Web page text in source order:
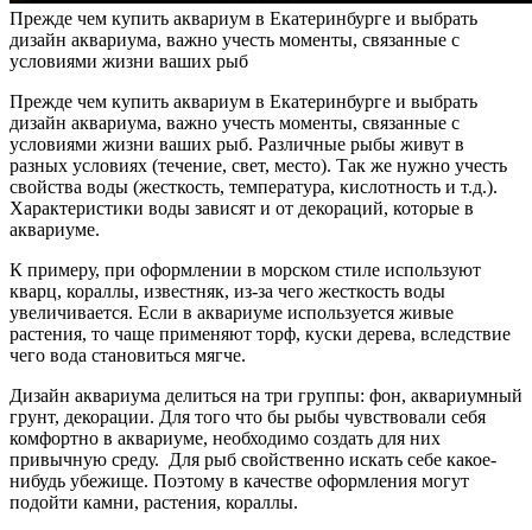
Прежде чем купить аквариум в Екатеринбурге и выбрать
дизайн аквариума, важно учесть моменты, связанные с
условиями жизни ваших рыб
Прежде чем купить аквариум в Екатеринбурге и выбрать
дизайн аквариума, важно учесть моменты, связанные с
условиями жизни ваших рыб. Различные рыбы живут в
разных условиях (течение, свет, место). Так же нужно учесть
свойства воды (жесткость, температура, кислотность и т.д.).
Характеристики воды зависят и от декораций, которые в
аквариуме.
К примеру, при оформлении в морском стиле используют
кварц, кораллы, известняк, из-за чего жесткость воды
увеличивается. Если в аквариуме используется живые
растения, то чаще применяют торф, куски дерева, вследствие
чего вода становиться мягче.
Дизайн аквариума делиться на три группы: фон, аквариумный
грунт, декорации. Для того что бы рыбы чувствовали себя
комфортно в аквариуме, необходимо создать для них
привычную среду. Для рыб свойственно искать себе какое-
нибудь убежище. Поэтому в качестве оформления могут
подойти камни, растения, кораллы.